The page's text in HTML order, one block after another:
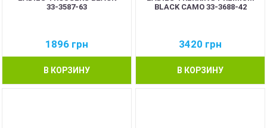
33-3587-63
1896 грн
В КОРЗИНУ
BLACK CAMO 33-3688-42
3420 грн
В КОРЗИНУ